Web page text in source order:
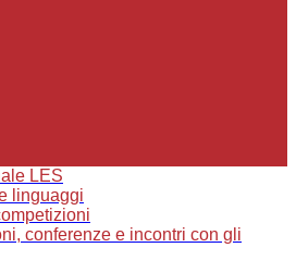
LES
linguaggi
conferenze e incontri con gli